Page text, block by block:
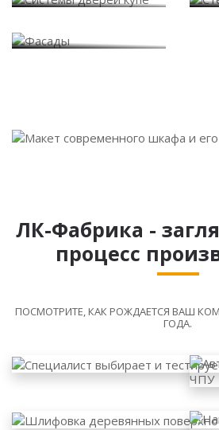
ЛК-Фабрика -
процесс
ПОСМОТРИТЕ, КАК РОЖДАЕТСЯ ВАШ
ГОДА.